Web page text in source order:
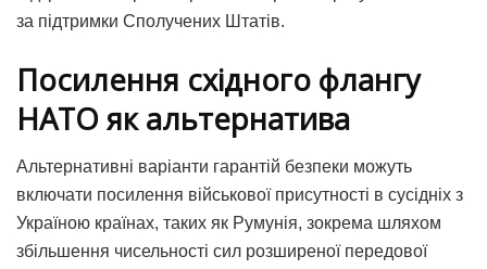
за підтримки Сполучених Штатів.
Посилення східного флангу
НАТО як альтернатива
Альтернативні варіанти гарантій безпеки можуть
включати посилення військової присутності в сусідніх з
Україною країнах, таких як Румунія, зокрема шляхом
збільшення чисельності сил розширеної передової